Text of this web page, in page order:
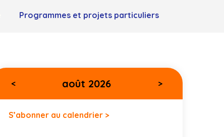
Programmes et projets particuliers
< août 2026 >
S’abonner au calendrier >